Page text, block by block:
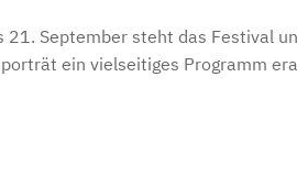
September steht das Festival
ein vielseitiges Programm